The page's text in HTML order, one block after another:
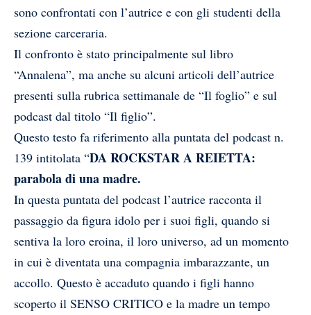
sono confrontati con l’autrice e con gli studenti della
sezione carceraria.
Il confronto è stato principalmente sul libro
“Annalena”, ma anche su alcuni articoli dell’autrice
presenti sulla rubrica settimanale de “Il foglio” e sul
podcast dal titolo “Il figlio”.
Questo testo fa riferimento alla puntata del podcast n.
139 intitolata “DA ROCKSTAR A REIETTA:
parabola di una madre.
In questa puntata del podcast l’autrice racconta il
passaggio da figura idolo per i suoi figli, quando si
sentiva la loro eroina, il loro universo, ad un momento
in cui è diventata una compagnia imbarazzante, un
accollo. Questo è accaduto quando i figli hanno
scoperto il SENSO CRITICO e la madre un tempo